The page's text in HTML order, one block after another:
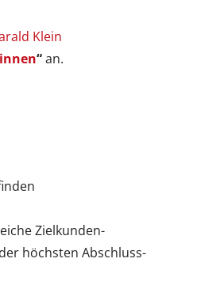
Klein
“an.
Zielkunden-
höchsten Abschluss-